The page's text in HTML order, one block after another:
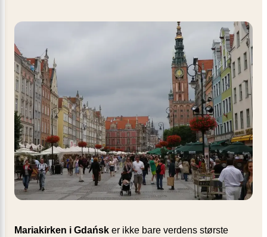
Mariakirken i Gdańsk er ikke bare verdens største